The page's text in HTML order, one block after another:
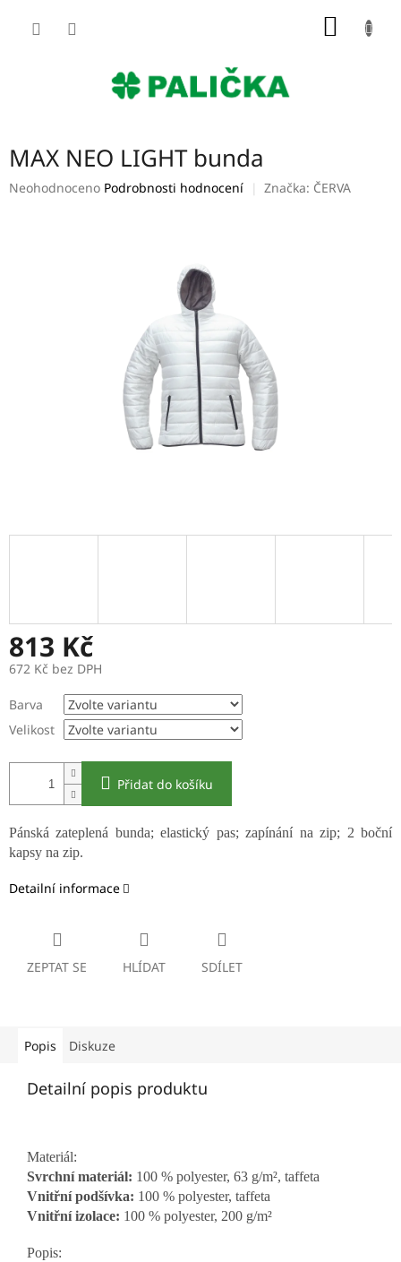
MAX NEO LIGHT bunda
Průměrné
Neohodnoceno Podrobnosti hodnocení Značka: ČERVA
813 Kč
672 Kč bez DPH
cena:
Barva
Velikost
Přidat do košíku
Pánská zateplená bunda; elastický pas; zapínání na zip; 2 boční
kapsy na zip.
Detailní informace
ZEPTAT SE HLÍDAT SDÍLET
Popis Diskuze
Detailní popis produktu
Materiál:
Svrchní materiál: 100 % polyester, 63 g/m², taffeta
Vnitřní podšívka: 100 % polyester, taffeta
Vnitřní izolace: 100 % polyester, 200 g/m²
Popis: